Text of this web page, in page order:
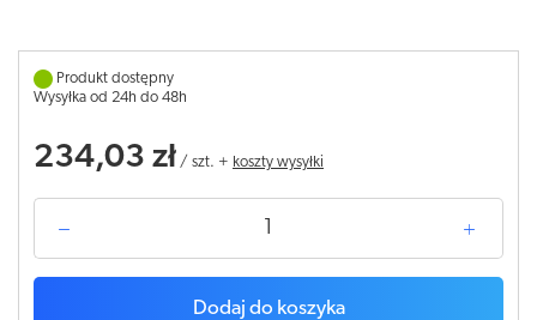
Produkt dostępny
Wysyłka od 24h do 48h
234,03 zł / szt. + koszty wysyłki
Dodaj do koszyka